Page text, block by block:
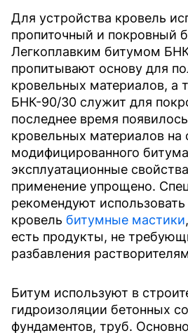
Для устройства кровель
пропиточный и покровный
Легкоплавким битумом
пропитывают основу для
кровельных материалов, а
БНК-90/30 служит для
последнее время
кровельных материалов на
модифицированного
эксплуатационные
применение упрощено.
рекомендуют
кровель битумные мастики
есть продукты, не
разбавления
Битум используют в
гидроизоляции бетонных
фундаментов, труб.